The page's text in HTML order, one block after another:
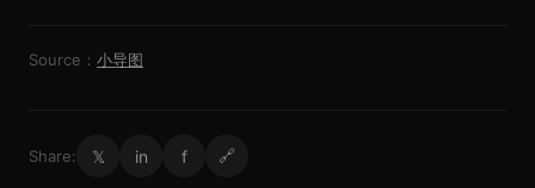
Source： 小导图
Share: 𝕏 in f 🔗